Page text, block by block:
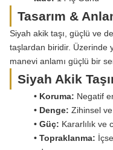
Tasarım &
Siyah akik taşı, güçlü ve
taşlardan biridir. Üzerinde
manevi anlamı güçlü bir
Siyah Akik
• Koruma: Negatif
• Denge: Zihinsel
• Güç: Kararlılık ve
• Topraklanma: